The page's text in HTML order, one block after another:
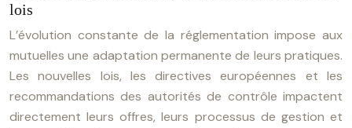
lois
L’évolution constante de la réglementation impose aux
mutuelles une adaptation permanente de leurs pratiques.
Les nouvelles lois, les directives européennes et les
recommandations des autorités de contrôle impactent
directement leurs offres, leurs processus de gestion et